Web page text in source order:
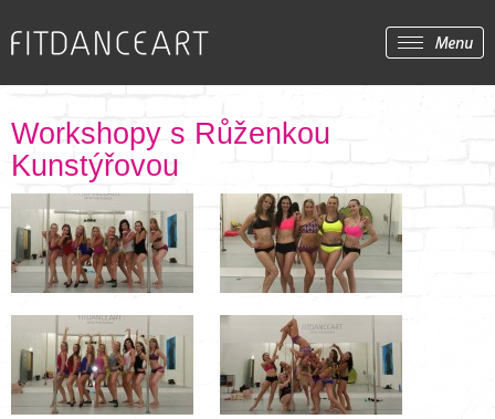
Workshopy s Růženkou
Kunstýřovou